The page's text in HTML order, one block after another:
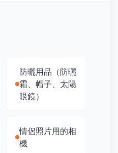
防曬用品（防曬
霜、帽子、太陽
眼鏡）
情侶照片用的相
機